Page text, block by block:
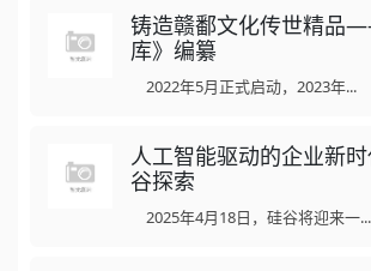
铸造赣鄱文化传世精品
库》编纂
2022年5月正式启动，2023年...
人工智能驱动的企业新
谷探索
2025年4月18日，硅谷将迎来一...